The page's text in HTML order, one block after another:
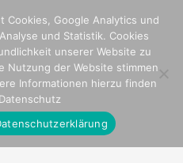
Google Analytics und
und Statistik. Cookies
unserer Website zu
Nutzung der Website stimmen
Informationen hierzu finden